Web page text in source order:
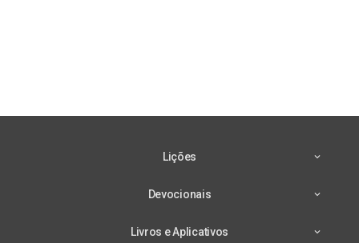
Lições
Devocionais
Livros e Aplicativos